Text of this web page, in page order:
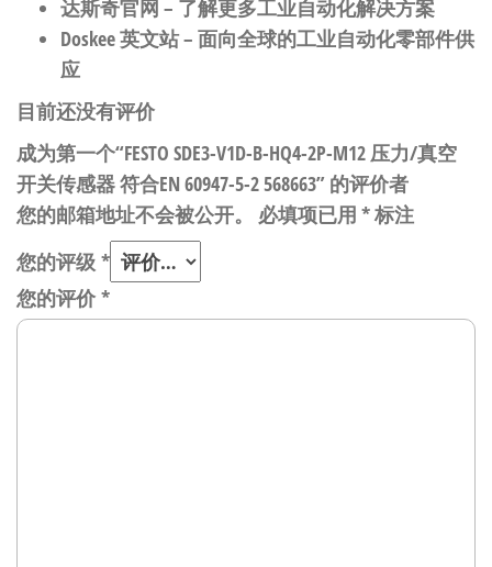
达斯奇官网 – 了解更多工业自动化解决方案
Doskee 英文站– 面向全球的工业自动化零部件供
应
目前还没有评价
成为第一个“FESTO SDE3-V1D-B-HQ4-2P-M12 压力/真空
开关传感器 符合EN 60947-5-2 568663” 的评价者
您的邮箱地址不会被公开。
必填项已用 *标注
您的评级 *
您的评价*